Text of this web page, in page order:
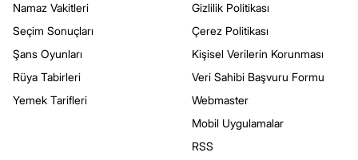
Namaz Vakitleri
Seçim Sonuçları
Şans Oyunları
Rüya Tabirleri
Yemek Tarifleri
Gizlilik Politikası
Çerez Politikası
Kişisel Verilerin Korunması
Veri Sahibi Başvuru Formu
Webmaster
Mobil Uygulamalar
RSS